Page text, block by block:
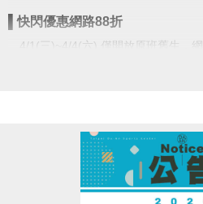
▌快閃優惠網路88折
4/1(三)~4/4(六) 僅開放原班舊生，網
4/8(三)~4/30(四) 不分新舊生，3人(